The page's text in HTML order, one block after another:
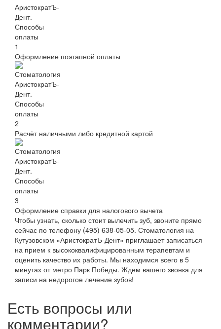
Оформление поэтапной оплаты
Расчёт наличными либо кредитной картой
Оформление справки для налогового вычета
Чтобы узнать, сколько стоит вылечить зуб, звоните прямо
сейчас по телефону (495) 638-05-05. Стоматология на
Кутузовском «АристократЪ-Дент» приглашает записаться
на прием к высококвалифицированным терапевтам и
оценить качество их работы. Мы находимся всего в 5
минутах от метро Парк Победы. Ждем вашего звонка для
записи на недорогое лечение зубов!
Есть вопросы или
комментарии?